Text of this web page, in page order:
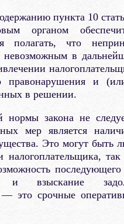
пункта 10
органом
полагать, что
невозможным в
правонарушения и
в решении.
нормы закона не
мер является
Это могут быть
налогоплательщика,
и взыскание
это срочные